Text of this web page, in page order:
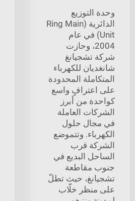
وحدة التوزيع
الدائرية (Ring Main
Unit) في عام
2004، وحازت
شركة تشجيانغ
شانغديان للكهرباء
المتكاملة المحدودة
على اعترافٍ واسع
كواحدة من أبرز
الشركات العاملة
في مجال حلول
الكهرباء. وتتموضع
الشركة قرب
الساحل البديع في
جنوب مقاطعة
تشجيانغ، حيث تطلّ
على منظر خلّاب